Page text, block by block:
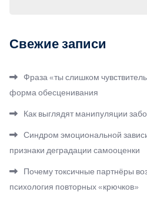
Свежие записи
Фраза «ты слишком
форма обесценивания
Как выглядят манипуляции
Синдром эмоциональной
признаки деградации самооценки
Почему токсичные партнёры
психология повторных «крючков»